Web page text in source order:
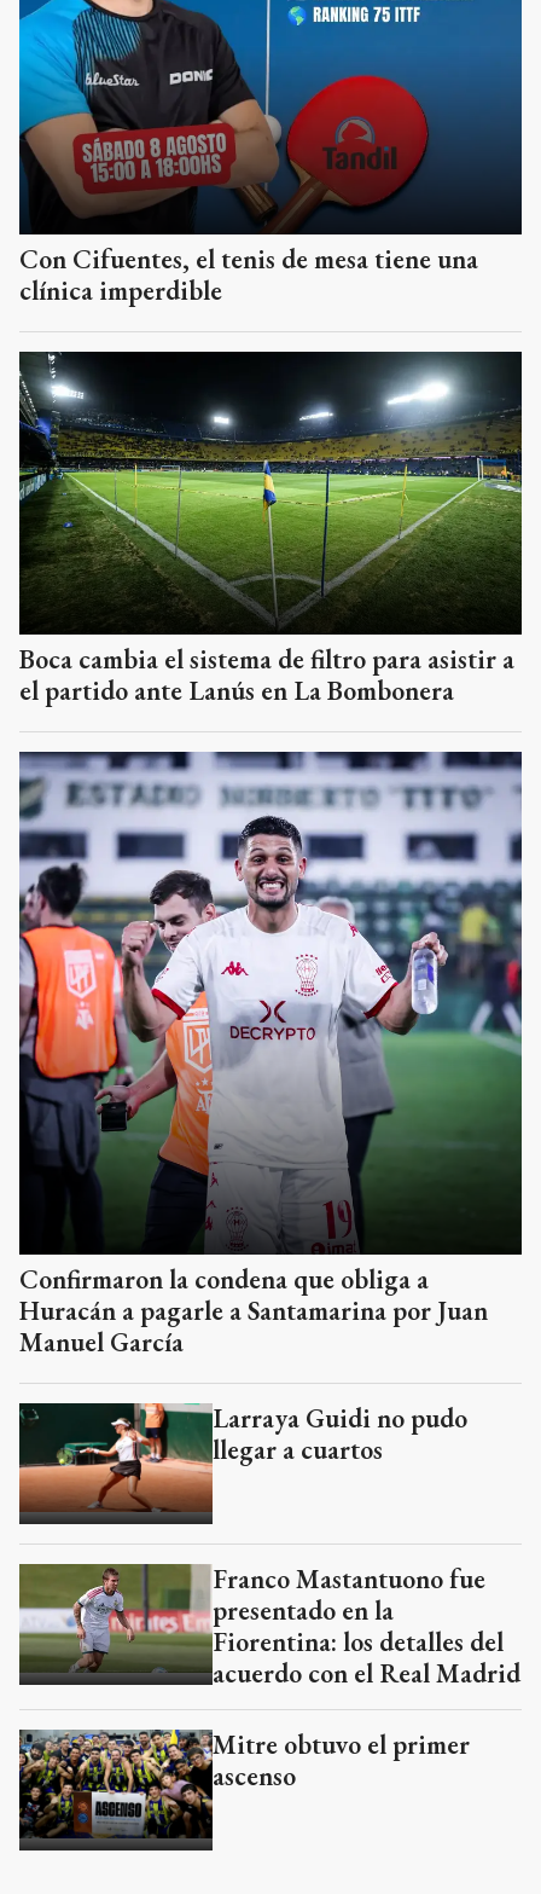
Con Cifuentes, el tenis de mesa tiene una
clínica imperdible
Boca cambia el sistema de filtro para asistir a
el partido ante Lanús en La Bombonera
Confirmaron la condena que obliga a
Huracán a pagarle a Santamarina por Juan
Manuel García
Larraya Guidi no pudo
llegar a cuartos
Franco Mastantuono fue
presentado en la
Fiorentina: los detalles del
acuerdo con el Real Madrid
Mitre obtuvo el primer
ascenso